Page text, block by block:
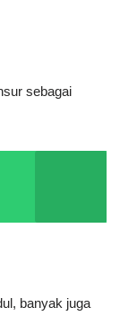
sebagai
banyak juga